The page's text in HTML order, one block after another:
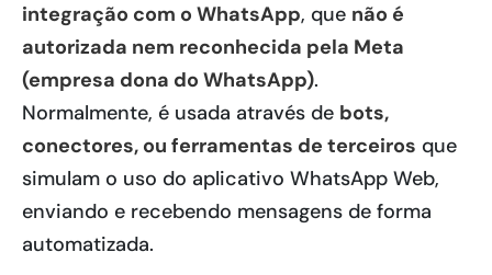
integração com o WhatsApp, que não é
autorizada nem reconhecida pela Meta
(empresa dona do WhatsApp).
Normalmente, é usada através de bots,
conectores, ou ferramentas de terceiros que
simulam o uso do aplicativo WhatsApp Web,
enviando e recebendo mensagens de forma
automatizada.